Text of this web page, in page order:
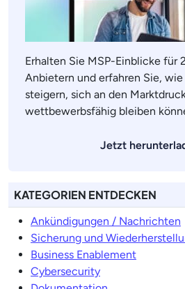
Erhalten Sie MSP-Einblicke für
Anbietern und erfahren Sie,
steigern, sich an den
wettbewerbsfähig bleiben
Jetzt
KATEGORIEN ENTDECKEN
Ankündigungen / Nachrichten
Sicherung und
Business Enablement
Cybersecurity